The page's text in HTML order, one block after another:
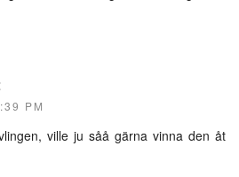
PM
ville ju såå gärna vinna den åt